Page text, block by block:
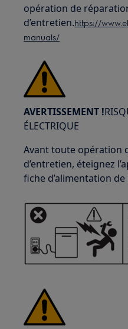
opération de
d’entretien.https://
manuals/
AVERTISSEMENT !
ÉLECTRIQUE
Avant toute opération
d’entretien, éteignez
fiche d’alimentation de